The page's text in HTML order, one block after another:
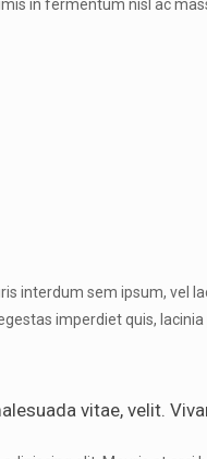
in fermentum nisl ac
interdum sem ipsum,
imperdiet quis,
vitae, velit.